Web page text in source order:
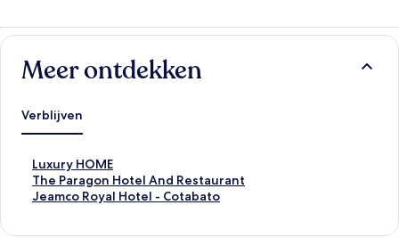
Meer ontdekken
Verblijven
Luxury HOME
L
i
n
The Paragon Hotel And Restaurant
L
iJeamco Royal Hotel - Cotabato
L